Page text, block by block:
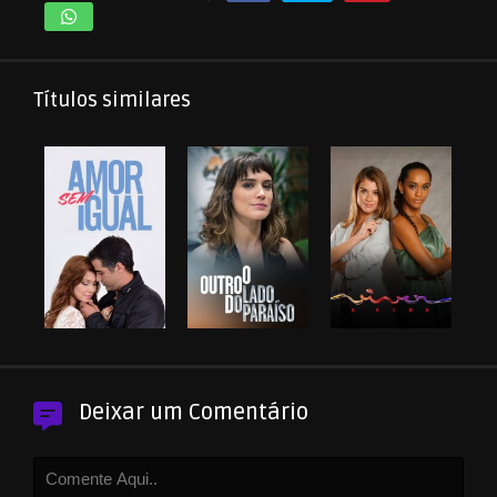
Títulos similares
Deixar um Comentário